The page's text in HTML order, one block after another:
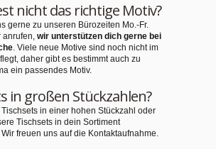
nicht das richtige Motiv?
gerne zu unseren Bürozeiten Mo.-Fr.
anrufen, wir unterstützen dich gerne bei
. Viele neue Motive sind noch nicht im
daher gibt es bestimmt auch zu
ein passendes Motiv.
in großen Stückzahlen?
in einer hohen Stückzahl oder
Tischsets in dein Sortiment
freuen uns auf die Kontaktaufnahme.